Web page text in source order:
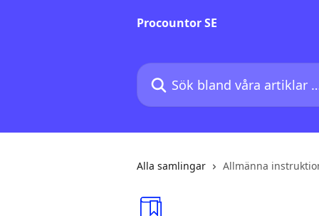
Procountor SE
Sök bland våra artiklar …
Alla samlingar Allmänna